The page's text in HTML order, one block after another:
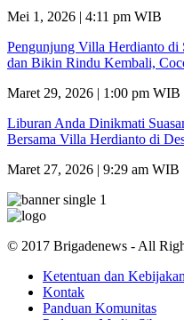
Mei 1, 2026 | 4:11 pm WIB
Pengunjung Villa Herdianto di
dan Bikin Rindu Kembali,
Maret 29, 2026 | 1:00 pm WIB
Liburan Anda Dinikmati
Bersama Villa Herdianto di
Maret 27, 2026 | 9:29 am WIB
© 2017 Brigadenews - All
Ketentuan dan
Kontak
Panduan Komunitas